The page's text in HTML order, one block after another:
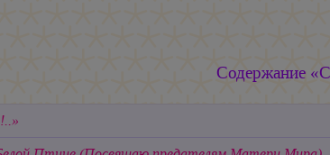
Содержание